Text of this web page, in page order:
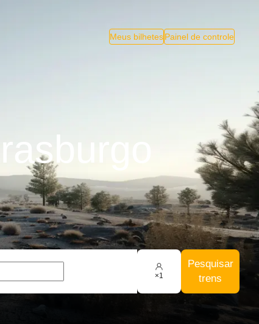
Meus bilhetesPainel de controle
×1
Pesquisar
trens